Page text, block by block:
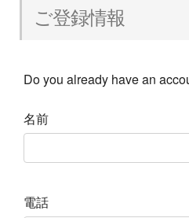
ご登録情報
Do you already have an
名前
電話